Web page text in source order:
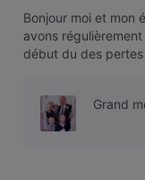
Bonjour moi et mon
avons
début du des
Grand